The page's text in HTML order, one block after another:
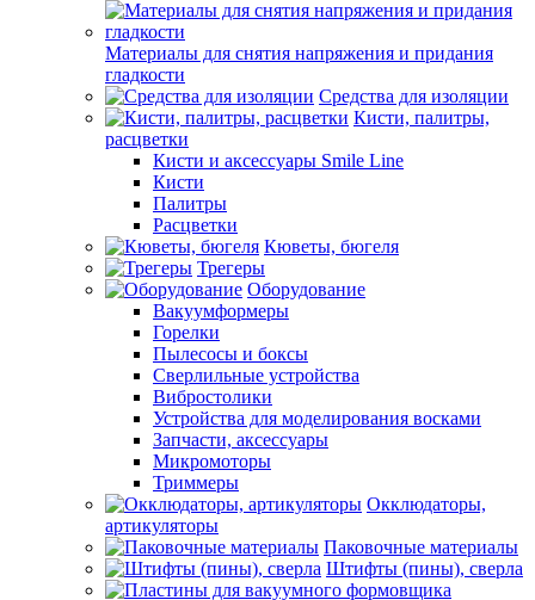
Материалы для снятия напряжения и придания
гладкости
Средства для изоляции
Кисти, палитры,
расцветки
Кисти и аксессуары Smile Line
Кисти
Палитры
Расцветки
Кюветы, бюгеля
Трегеры
Оборудование
Вакуумформеры
Горелки
Пылесосы и боксы
Сверлильные устройства
Вибростолики
Устройства для моделирования восками
Запчасти, аксессуары
Микромоторы
Триммеры
Окклюдаторы,
артикуляторы
Паковочные материалы
Штифты (пины), сверла